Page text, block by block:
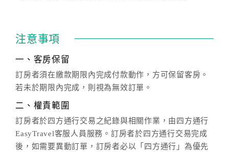
注意事項
一、客房保留
訂房者須在繳款期限內完成付款動作，方可保留客房。
若未於期限內完成，則視為無效訂單。
二、權責範圍
訂房者於四方通行交易之紀錄與相關作業，由四方通行
EasyTravel客服人員服務。訂房者於四方通行交易完成
後，如需要異動訂單，訂房者必以「四方通行」為優先